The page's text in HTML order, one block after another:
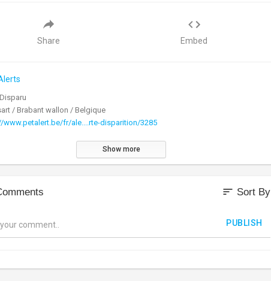
Share Embed
/ Brabant wallon / Belgique
www.petalert.be/fr/ale....rte-disparition/3285
Show more
sort Sort By
PUBLISH